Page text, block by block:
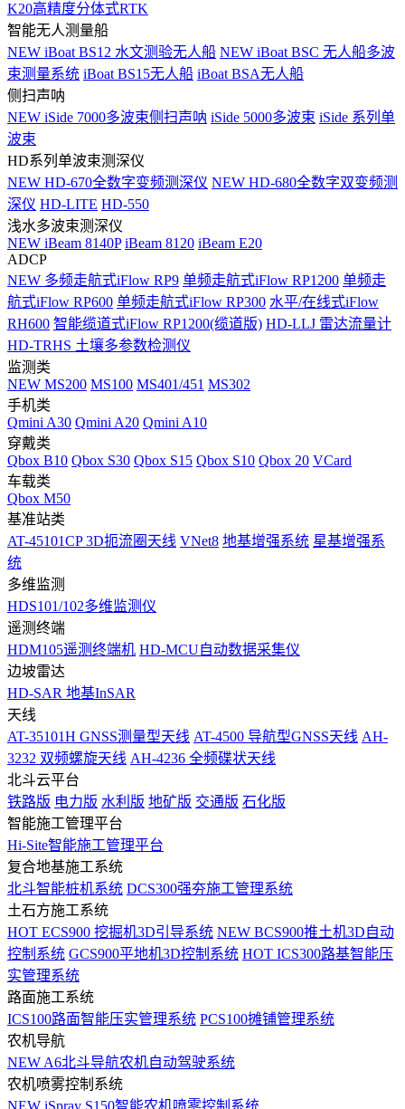
K20高精度分体式RTK
智能无人测量船
NEW iBoat BS12 水文测验无人船 NEW iBoat BSC 无人船多波
束测量系统 iBoat BS15无人船 iBoat BSA无人船
侧扫声呐
NEW iSide 7000多波束侧扫声呐 iSide 5000多波束 iSide 系列单
波束
HD系列单波束测深仪
NEW HD-670全数字变频测深仪 NEW HD-680全数字双变频测
深仪 HD-LITE HD-550
浅水多波束测深仪
NEW iBeam 8140P iBeam 8120 iBeam E20
ADCP
NEW 多频走航式iFlow RP9 单频走航式iFlow RP1200 单频走
航式iFlow RP600 单频走航式iFlow RP300 水平/在线式iFlow
RH600 智能缆道式iFlow RP1200(缆道版) HD-LLJ 雷达流量计
HD-TRHS 土壤多参数检测仪
监测类
NEW MS200 MS100 MS401/451 MS302
手机类
Qmini A30 Qmini A20 Qmini A10
穿戴类
Qbox B10 Qbox S30 Qbox S15 Qbox S10 Qbox 20 VCard
车载类
Qbox M50
基准站类
AT-45101CP 3D扼流圈天线 VNet8 地基增强系统 星基增强系
统
多维监测
HDS101/102多维监测仪
遥测终端
HDM105遥测终端机 HD-MCU自动数据采集仪
边坡雷达
HD-SAR 地基InSAR
天线
AT-35101H GNSS测量型天线 AT-4500 导航型GNSS天线 AH-
3232 双频螺旋天线 AH-4236 全频碟状天线
北斗云平台
铁路版 电力版 水利版 地矿版 交通版 石化版
智能施工管理平台
Hi-Site智能施工管理平台
复合地基施工系统
北斗智能桩机系统 DCS300强夯施工管理系统
土石方施工系统
HOT ECS900 挖掘机3D引导系统 NEW BCS900推土机3D自动
控制系统 GCS900平地机3D控制系统 HOT ICS300路基智能压
实管理系统
路面施工系统
ICS100路面智能压实管理系统 PCS100摊铺管理系统
农机导航
NEW A6北斗导航农机自动驾驶系统
农机喷雾控制系统
NEW iSpray S150智能农机喷雾控制系统